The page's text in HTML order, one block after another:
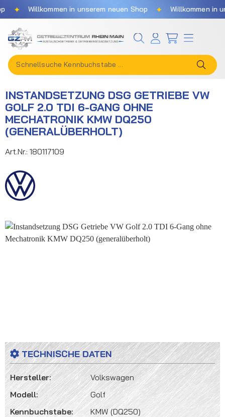
Zum Hauptinhalt springen
Willkommen in unserem neuen Shop Willkommen in
INSTANDSETZUNG DSG GETRIEBE VW
GOLF 2.0 TDI 6-GANG OHNE
MECHATRONIK KMW DQ250
(GENERALÜBERHOLT)
Art.Nr.: 180117109
Bildergalerie überspringen
TECHNISCHE DATEN
Hersteller:
Volkswagen
Modell:
Golf
Kennbuchstabe:
KMW (DQ250)